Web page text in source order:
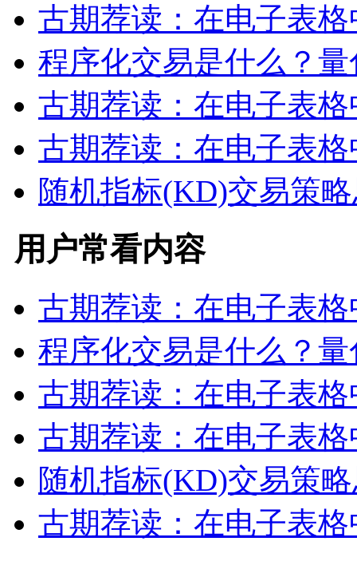
古期荐读：在电子表
程序化交易是什么？
古期荐读：在电子表
古期荐读：在电子表
随机指标(KD)交易策
用户常看内容
古期荐读：在电子表
程序化交易是什么？
古期荐读：在电子表
古期荐读：在电子表
随机指标(KD)交易策
古期荐读：在电子表